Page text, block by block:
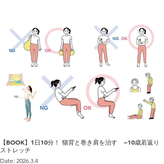
【BOOK】1日10分！ 猫背と巻き肩を治す −10歳若返り
ストレッチ
​Date: 2026.3.4